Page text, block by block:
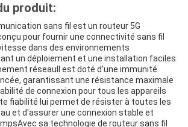
produit:
sans fil est un routeur 5G
pour fournir une connectivité sans fil
dans des environnements
un déploiement et une installation faciles
réseauIl est doté d'une immunité
garantissant une résistance maximale
de connexion pour tous les appareils
fiabilité lui permet de résister à toutes les
et d'assurer une connexion stable et
sa technologie de routeur sans fil